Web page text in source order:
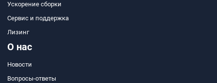
Ускорение сборки
Сервис и поддержка
Лизинг
О нас
Новости
Вопросы-ответы